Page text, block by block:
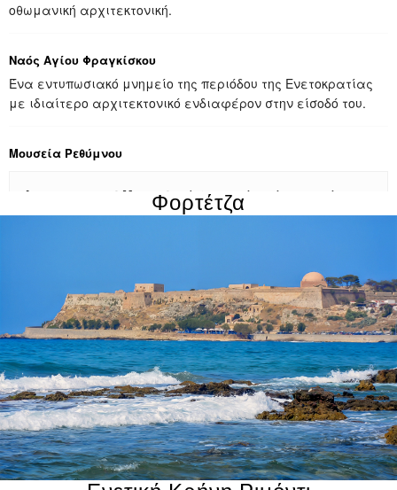
οθωμανική αρχιτεκτονική.
Ναός Αγίου Φραγκίσκου
Ένα εντυπωσιακό μνημείο της περιόδου της Ενετοκρατίας
με ιδιαίτερο αρχιτεκτονικό ενδιαφέρον στην είσοδό του.
Μουσεία Ρεθύμνου
Αρχαιολογικό Μουσείο: Φιλοξενεί σπάνια ευρήματα
από την προϊστορική έως τη ρωμαϊκή εποχή.
Σημείωση:Η περιήγηση στα μνημεία της Παλιάς Πόλης γίνεται ιδανικά με τα πόδια,
καθώς τα περισσότερα αξιοθέατα βρίσκονται σε κοντινή απόσταση μεταξύ τους.
Φορτέτζα